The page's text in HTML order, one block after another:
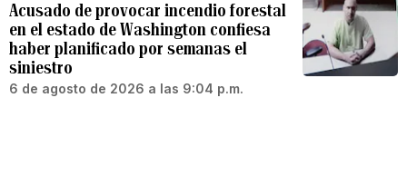
Acusado de provocar incendio forestal
en el estado de Washington confiesa
haber planificado por semanas el
siniestro
6 de agosto de 2026 a las 9:04 p.m.